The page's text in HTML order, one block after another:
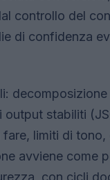
controllo del
di confidenza
stabiliti
limiti di
avviene come
con cicli